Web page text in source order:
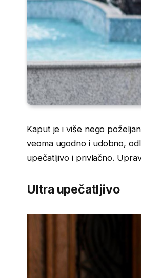
Kaput je i više nego
veoma ugodno i udobno,
upečatljivo i privlačno.
Ultra upečatljivo